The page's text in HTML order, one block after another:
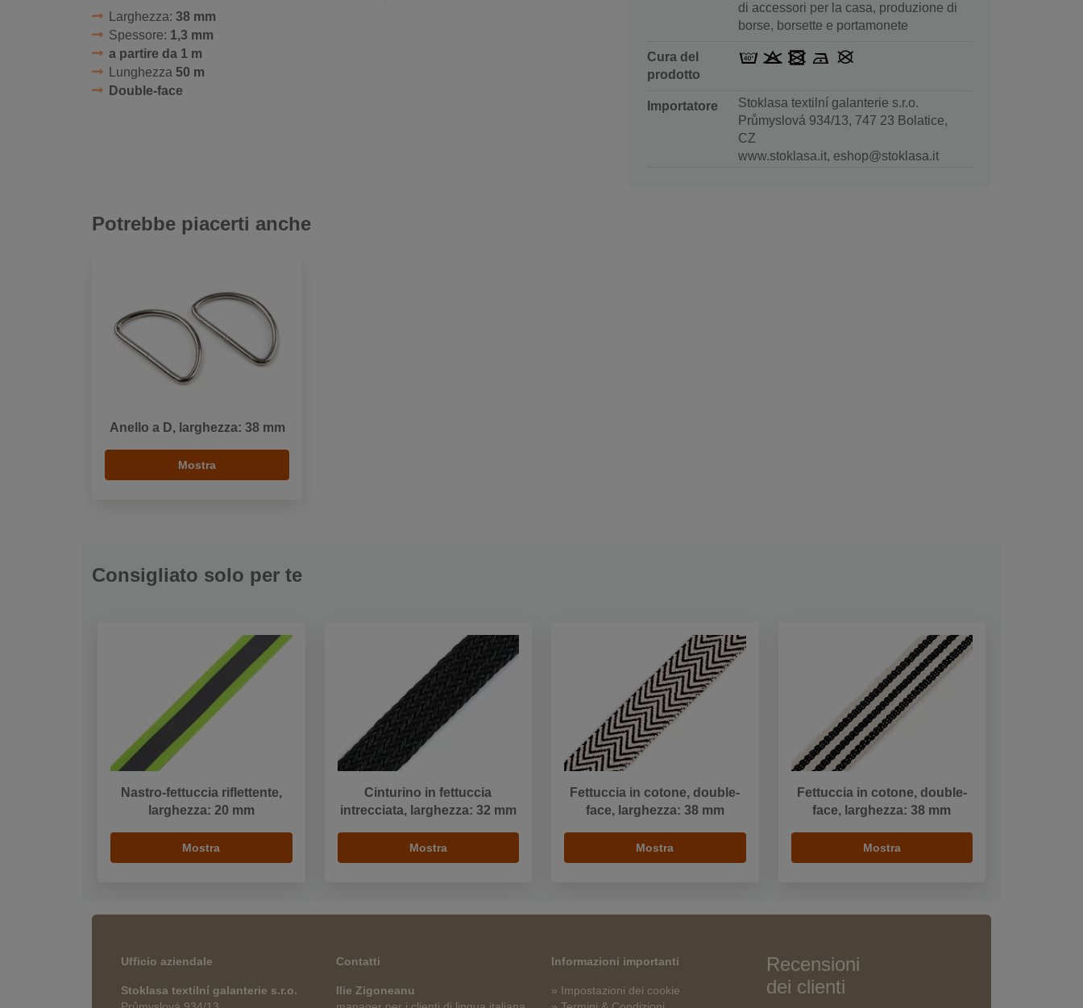
Larghezza: 38 mm
Spessore: 1,3 mm
a partire da 1 m
Lunghezza 50 m
Double-face
di accessori per la casa, produzione di
borse, borsette e portamonete
Cura del
prodotto
Importatore
Stoklasa textilní galanterie s.r.o.
Průmyslová 934/13, 747 23 Bolatice,
CZ
www.stoklasa.it, eshop@stoklasa.it
Potrebbe piacerti anche
Anello a D, larghezza: 38 mm
Mostra
Consigliato solo per te
Nastro-fettuccia riflettente,
larghezza: 20 mm
Mostra
Cinturino in fettuccia
intrecciata, larghezza: 32 mm
Mostra
Fettuccia in cotone, double-
face, larghezza: 38 mm
Mostra
Fettuccia in cotone, double-
face, larghezza: 38 mm
Mostra
Ufficio aziendale
Stoklasa textilní galanterie s.r.o.
Contatti
Ilie Zigoneanu
Informazioni importanti
» Impostazioni dei cookie
Recensioni
dei clienti